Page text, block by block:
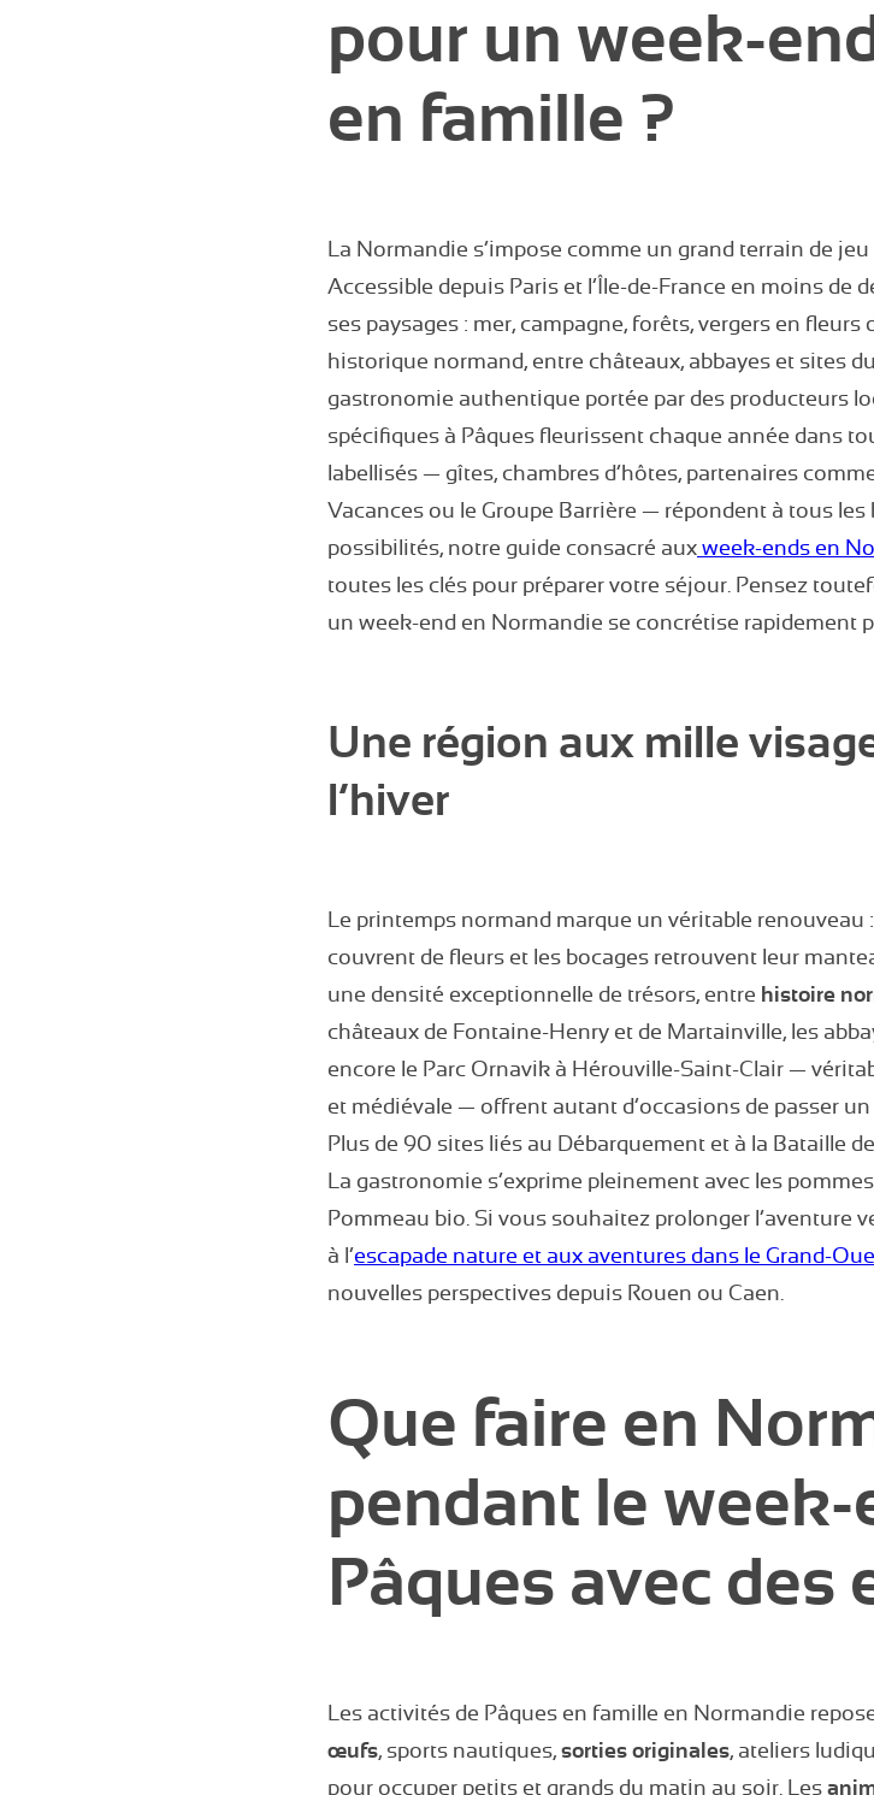
pour un week-
en famille ?
La Normandie s’impose comme un grand terrain de
Accessible depuis Paris et l’Île-de-France en moins de
ses paysages : mer, campagne, forêts, vergers en
historique normand, entre châteaux, abbayes et sites
gastronomie authentique portée par des producteurs
spécifiques à Pâques fleurissent chaque année dans
labellisés — gîtes, chambres d’hôtes, partenaires
Vacances ou le Groupe Barrière — répondent à tous les
possibilités, notre guide consacré aux week-ends en
toutes les clés pour préparer votre séjour. Pensez
un week-end en Normandie se concrétise rapidement
Une région aux mille
l’hiver
Le printemps normand marque un véritable renouveau
couvrent de fleurs et les bocages retrouvent leur
une densité exceptionnelle de trésors, entre histoire
châteaux de Fontaine-Henry et de Martainville, les
encore le Parc Ornavik à Hérouville-Saint-Clair —
et médiévale — offrent autant d’occasions de passer un
Plus de 90 sites liés au Débarquement et à la Bataille
La gastronomie s’exprime pleinement avec les
Pommeau bio. Si vous souhaitez prolonger l’aventure
à l’escapade nature et aux aventures dans le Grand-
nouvelles perspectives depuis Rouen ou Caen.
Que faire en
pendant le week-
Pâques avec des
Les activités de Pâques en famille en Normandie
œufs, sports nautiques, sorties originales, ateliers
pour occuper petits et grands du matin au soir. Les